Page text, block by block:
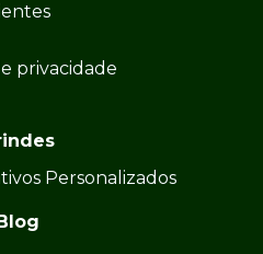
privacidade
Personalizados
Blog